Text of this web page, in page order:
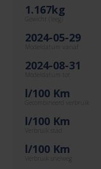
1.167kg
Gewicht (leeg)
2024-05-29
2024-08-31
l/100 Km
l/100 Km
l/100 Km
Verbruik snelweg